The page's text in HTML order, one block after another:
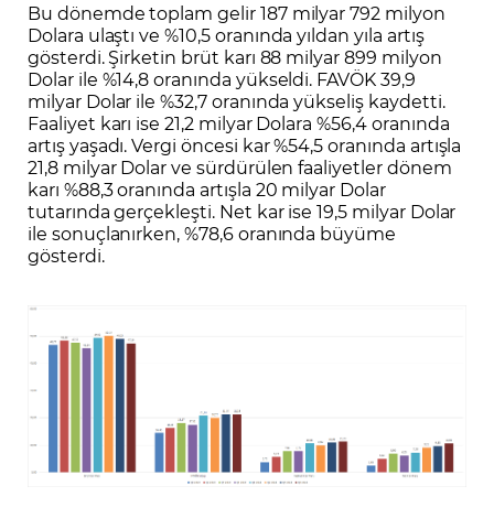
Bu dönemde toplam gelir 187 milyar 792 milyon
Dolara ulaştı ve %10,5 oranında yıldan yıla artış
gösterdi. Şirketin brüt karı 88 milyar 899 milyon
Dolar ile %14,8 oranında yükseldi. FAVÖK 39,9
milyar Dolar ile %32,7 oranında yükseliş kaydetti.
Faaliyet karı ise 21,2 milyar Dolara %56,4 oranında
artış yaşadı. Vergi öncesi kar %54,5 oranında artışla
21,8 milyar Dolar ve sürdürülen faaliyetler dönem
karı %88,3 oranında artışla 20 milyar Dolar
tutarında gerçekleşti. Net kar ise 19,5 milyar Dolar
ile sonuçlanırken, %78,6 oranında büyüme
gösterdi.